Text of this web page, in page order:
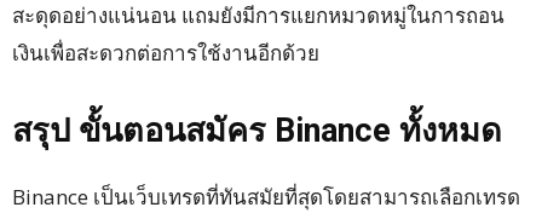
สะดุดอย่างแน่นอน แถมยังมีการแยกหมวดหมู่ในการถอน
เงินเพื่อสะดวกต่อการใช้งานอีกด้วย
สรุป ขั้นตอนสมัคร Binance ทั้งหมด
Binance เป็นเว็บเทรดที่ทันสมัยที่สุดโดยสามารถเลือกเทรด